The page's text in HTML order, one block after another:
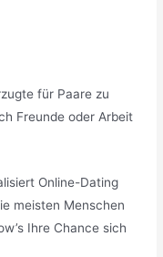
für Paare zu
Freunde oder Arbeit
Online-Dating
meisten Menschen
Ihre Chance sich